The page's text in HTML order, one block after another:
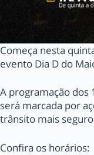
Começa nesta
evento Dia D do
A programação dos
será marcada por
trânsito mais
Confira os horários: